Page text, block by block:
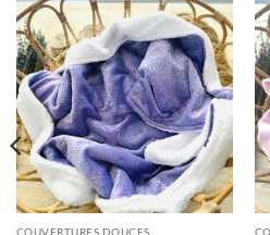
COUVERTURES DOUCES